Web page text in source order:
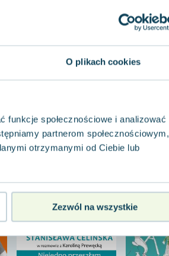
O plikach cookies
funkcje społecznościowe i analizować
partnerom społecznościowym,
otrzymanymi od Ciebie lub
Zezwól na wszystkie